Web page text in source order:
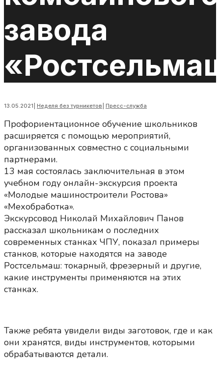
завода
13.05.2021 Неделя без турникетов Пресс-служба
Профориентационное обучение школьников
расширяется с помощью мероприятий,
организованных совместно с социальными
партнерами.
13 мая состоялась заключительная в этом
учебном году онлайн-экскурсия проекта
«Молодые машиностроители Ростова»
«Мехобработка».
Экскурсовод Николай Михайлович Панов
рассказал школьникам о последних
современных станках ЧПУ, показал примеры
станков, которые находятся на заводе
Ростсельмаш: токарный, фрезерный и другие,
какие инструменты применяются на этих
станках.
Также ребята увидели виды заготовок, где и как
они хранятся, виды инструментов, которыми
обрабатываются детали.